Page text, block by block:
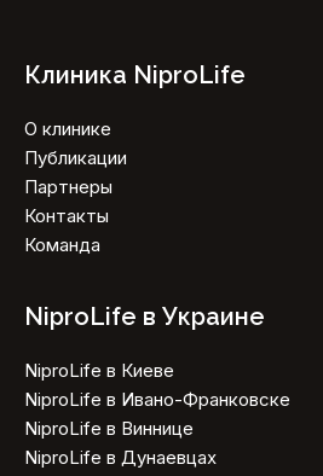
Клиника NiproLife
О клинике
Публикации
Партнеры
Контакты
Команда
NiproLife в Украине
NiproLife в Киеве
NiproLife в Ивано-Франковске
NiproLife в Виннице
NiproLife в Дунаевцах